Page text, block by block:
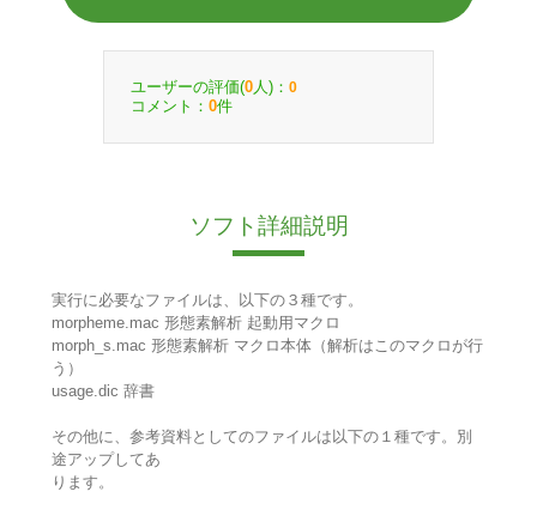
ユーザーの評価(0 人)： 0
コメント： 0件
ソフト詳細説明
実行に必要なファイルは、以下の３種です。
morpheme.mac 形態素解析 起動用マクロ
morph_s.mac 形態素解析 マクロ本体（解析はこのマクロが行
う）
usage.dic 辞書
その他に、参考資料としてのファイルは以下の１種です。別
途アップしてあ
ります。